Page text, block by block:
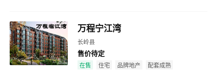
效果图
万程宁江湾
长岭县
售价待定
在售 住宅 品牌地产 配套成熟